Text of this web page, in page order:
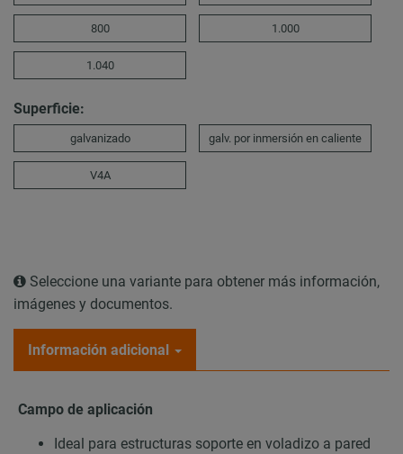
800 1.000
1.040
Superficie:
galvanizado galv. por inmersión en caliente
V4A
Seleccione una variante para obtener más información,
imágenes y documentos.
Información adicional
Campo de aplicación
Ideal para estructuras soporte en voladizo a pared